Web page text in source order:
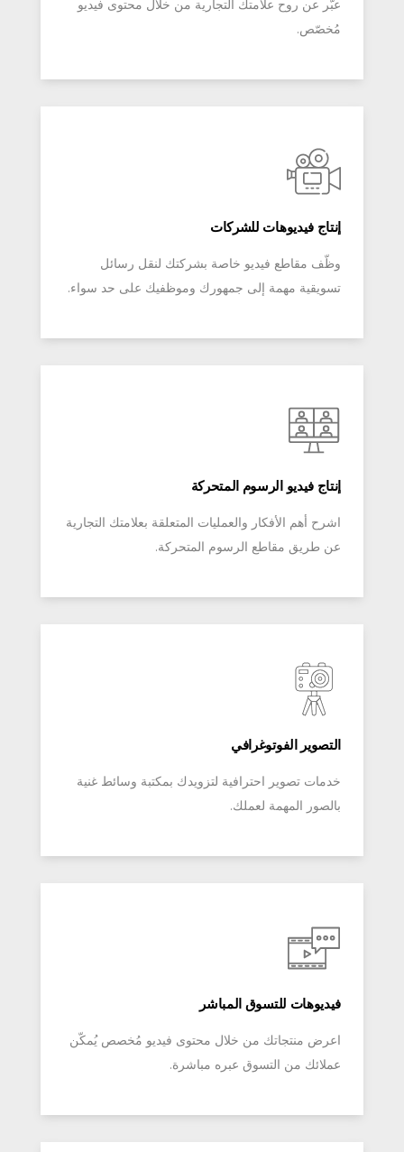
عبّر عن روح علامتك التجارية من خلال محتوى فيديو
مُخصّص.
إنتاج فيديوهات للشركات
وظّف مقاطع فيديو خاصة بشركتك لنقل رسائل
تسويقية مهمة إلى جمهورك وموظفيك على حد سواء.
إنتاج فيديو الرسوم المتحركة
اشرح أهم الأفكار والعمليات المتعلقة بعلامتك التجارية
عن طريق مقاطع الرسوم المتحركة.
التصوير الفوتوغرافي
خدمات تصوير احترافية لتزويدك بمكتبة وسائط غنية
بالصور المهمة لعملك.
فيديوهات للتسوق المباشر
اعرض منتجاتك من خلال محتوى فيديو مُخصص يُمكّن
عملائك من التسوق عبره مباشرة.